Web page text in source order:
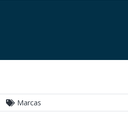
Marcas